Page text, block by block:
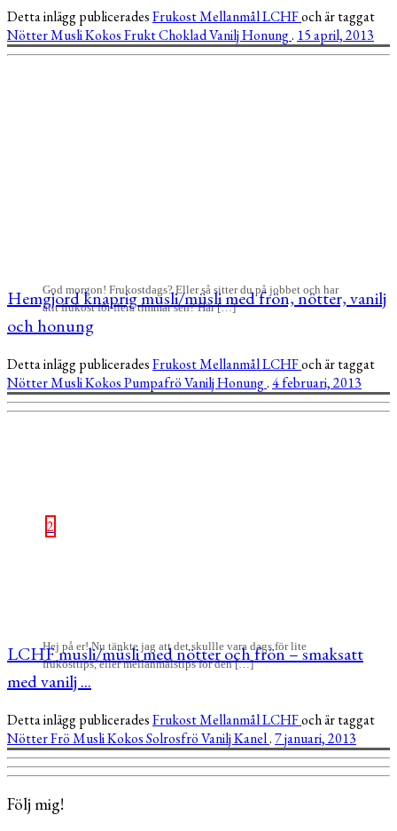
Detta inlägg publiceradesFrukostMellanmålLCHFoch är taggat
NötterMusliKokosFruktChokladVaniljHonung. 15 april, 2013
God morgon! Frukostdags? Eller så sitter du på jobbet och har
ätit frukost för flera timmar sen? Här […]
Hemgjord knaprig musli/müsli med frön, nötter, vanilj
och honung
Detta inlägg publiceradesFrukostMellanmålLCHFoch är taggat
NötterMusliKokosPumpafröVaniljHonung.4 februari, 2013
2
Hej på er! Nu tänkte jag att det skullle vara dags för lite
frukosttips, eller mellanmålstips för den […]
LCHF musli/müsli med nötter och frön – smaksatt
med vanilj ...
Detta inlägg publiceradesFrukostMellanmålLCHFoch är taggat
NötterFröMusliKokosSolrosfröVaniljKanel.7 januari, 2013
Följ mig!